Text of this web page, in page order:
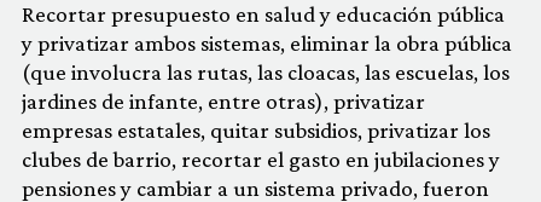
Recortar presupuesto en salud y educación pública
y privatizar ambos sistemas, eliminar la obra pública
(que involucra las rutas, las cloacas, las escuelas, los
jardines de infante, entre otras), privatizar
empresas estatales, quitar subsidios, privatizar los
clubes de barrio, recortar el gasto en jubilaciones y
pensiones y cambiar a un sistema privado, fueron